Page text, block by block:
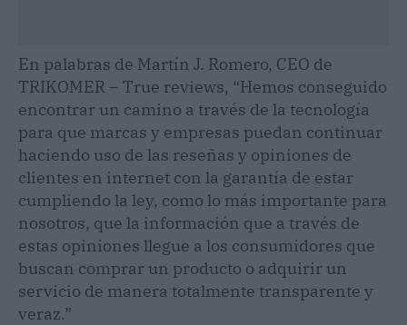
En palabras de Martín J. Romero, CEO de
TRIKOMER – True reviews, “Hemos conseguido
encontrar un camino a través de la tecnología
para que marcas y empresas puedan continuar
haciendo uso de las reseñas y opiniones de
clientes en internet con la garantía de estar
cumpliendo la ley, como lo más importante para
nosotros, que la información que a través de
estas opiniones llegue a los consumidores que
buscan comprar un producto o adquirir un
servicio de manera totalmente transparente y
veraz.”